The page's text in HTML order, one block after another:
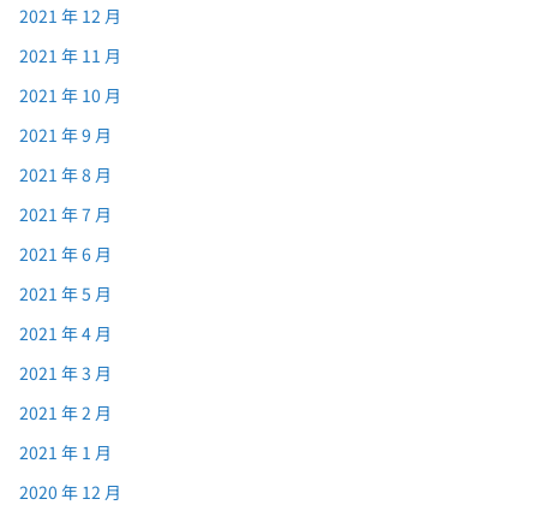
2021 年 12 月
2021 年 11 月
2021 年 10 月
2021 年 9 月
2021 年 8 月
2021 年 7 月
2021 年 6 月
2021 年 5 月
2021 年 4 月
2021 年 3 月
2021 年 2 月
2021 年 1 月
2020 年 12 月